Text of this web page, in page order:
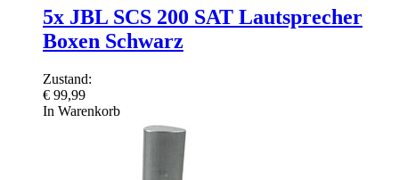
5x JBL SCS 200 SAT Lautsprecher
Boxen Schwarz
Zustand:
€ 99,99
In Warenkorb